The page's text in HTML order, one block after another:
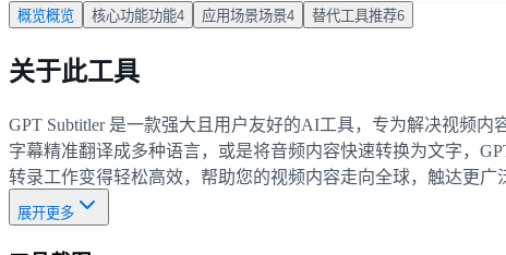
概览概览 核心功能功能4 应用场景场景4 替代工具推荐6
关于此工具
GPT Subtitler 是一款强大且用户友好的AI工具，专为解决视频
字幕精准翻译成多种语言，或是将音频内容快速转换为文字，
转录工作变得轻松高效，帮助您的视频内容走向全球，触达更广
展开更多